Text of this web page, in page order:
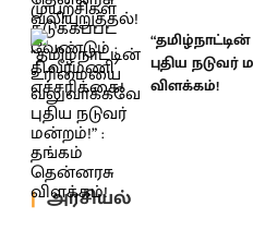
புதிய
விளக்கம்!
அரசியல்